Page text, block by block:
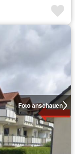
Foto anschauen